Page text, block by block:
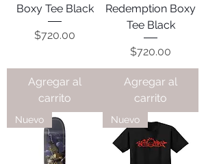
Boxy Tee Black
Precio
$720.00
Agregar al
carrito
Redemption Boxy
Tee Black
Precio
$720.00
Agregar al
carrito
Nuevo Nuevo